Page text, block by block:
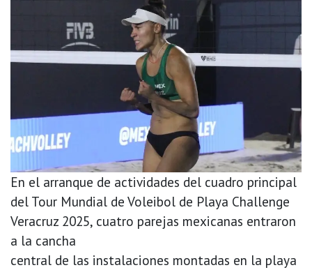
En el arranque de actividades del cuadro principal
del Tour Mundial de Voleibol de Playa Challenge
Veracruz 2025, cuatro parejas mexicanas entraron
a la cancha
central de las instalaciones montadas en la playa